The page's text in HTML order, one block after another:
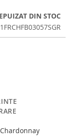
EPUIZAT DIN STOC
1FRCHFB03057SGR